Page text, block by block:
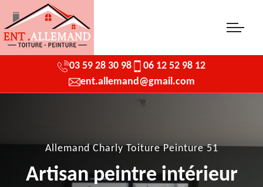
03 59 28 30 98
06 12 52 98 12
ent.allemand@gmail.com
Allemand Charly Toiture Peinture 51
Artisan peintre intérieur